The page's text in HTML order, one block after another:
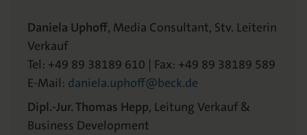
Daniela Uphoff, Media Consultant, Stv. Leiterin
Verkauf
Tel: +49 89 38189 610 | Fax: +49 89 38189 589
E-Mail: daniela.uphoff@beck.de
Dipl.-Jur. Thomas Hepp, Leitung Verkauf &
Business Development